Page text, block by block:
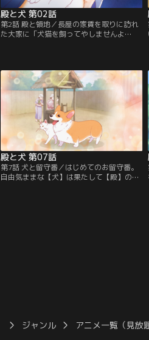
殿と犬 第02話
第2話 殿と領地／長屋の家賃を取りに訪れ
た大家に「犬猫を飼ってやしませんよ
殿と犬 第07話
第7話 犬と留守番／はじめてのお留守番。
自由気ままな【犬】は果たして【殿】の言
ジャンル アニメ一覧（見放